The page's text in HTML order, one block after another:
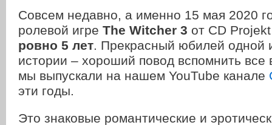
Совсем недавно, а именно 15 мая 2020
ролевой игре The Witcher 3 от CD
ровно 5 лет. Прекрасный юбилей одной
истории – хороший повод вспомнить все
мы выпускали на нашем YouTube канале
эти годы.
Это знаковые романтические и